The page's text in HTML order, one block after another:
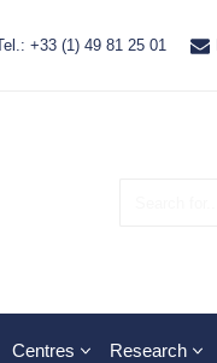
+33 (1) 49 81 25 01
Centres Research